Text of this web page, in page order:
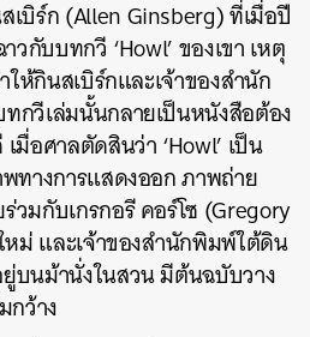
บิร์ก (Allen Ginsberg) ที่เมื่อปี
วกับบทกวี ‘Howl’ ของเขา เหตุ
ให้กินสเบิร์กและเจ้าของสำนัก
วีเล่มนั้นกลายเป็นหนังสือต้อง
อศาลตัดสินว่า ‘Howl’ เป็น
ทางการแสดงออก ภาพถ่าย
วมกับเกรกอรี คอร์โซ (Gregory
ม่ และเจ้าของสำนักพิมพ์ใต้ดิน
บนม้านั่งในสวน มีต้นฉบับวาง
กว้าง